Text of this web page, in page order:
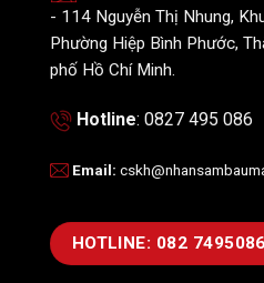
- 114 Nguyễn Thị Nhung,
Phường Hiệp Bình Phước,
phố Hồ Chí Minh.
Hotline: 0827 495 086
Email:
HOTLINE: 082 7495086